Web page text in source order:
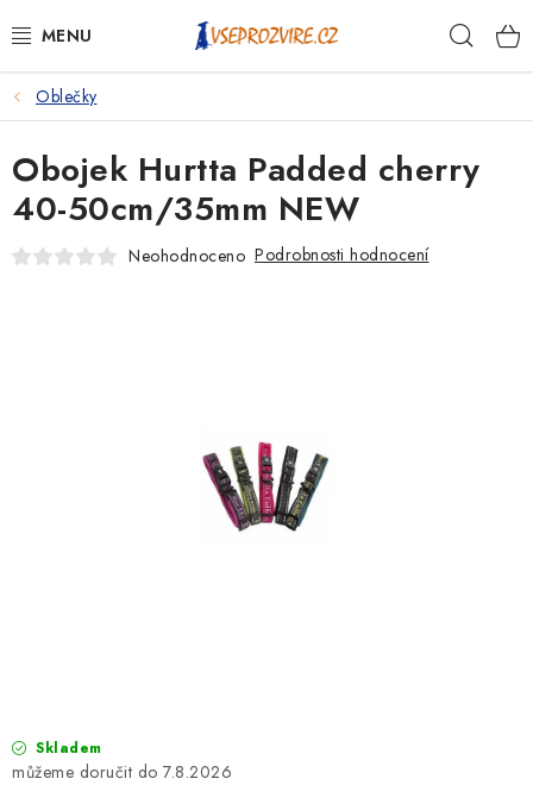
na
PSI
KOČKY
KONĚ
KRÁLÍCI/HLODAVCI/PTÁCI
Oblečky
Skladem
7.8.2026
Obojek Hurtta Padded cherry
40-50cm/35mm NEW
Neohodnoceno Podrobnosti hodnocení